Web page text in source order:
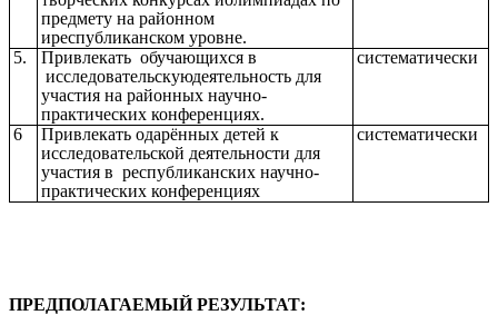
предмету на районном
иреспубликанском уровне.
5.
Привлекать обучающихся в
исследовательскуюдеятельность для
участия на районных научно-
практических конференциях.
систематически
6
Привлекать одарённых детей к
исследовательской деятельности для
участия в республиканских научно-
практических конференциях
систематически
ПРЕДПОЛАГАЕМЫЙ РЕЗУЛЬТАТ: